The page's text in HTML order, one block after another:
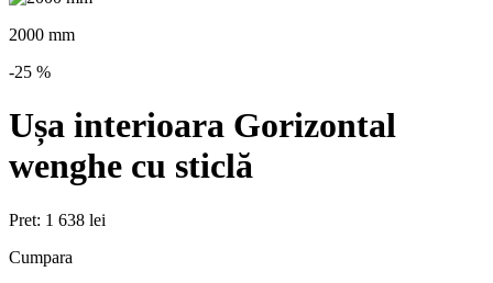
2000 mm
-25 %
Ușa interioara Gorizontal
wenghe cu sticlă
Pret: 1 638 lei
Cumpara